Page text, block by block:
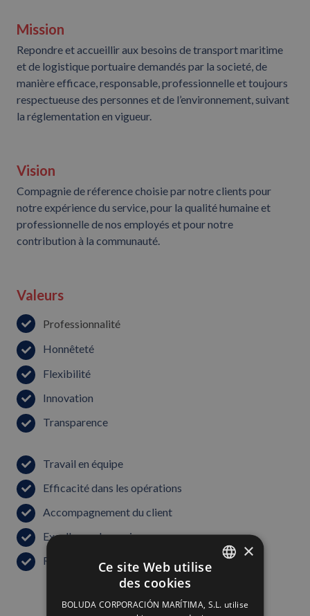
Mission
Repondre et accueillir aux besoins de transport maritime
et de logistique portuaire demandés par la societé, de
manière efficace, responsable, professionnelle et toujours
respectueuse des personnes et de l’environnement, suivant
la réglementation en vigueur.
Vision
Compagnie de réference choisie par notre clients pour
notre expérience du service, pour la qualité humaine et
professionnelle de nos employés et pour notre
contribution à la communauté.
Valeurs
Professionnalité
Honnêteté
Flexibilité
Innovation
Transparence
Travail en équipe
Efficacité dans les opérations
Accompagnement du client
Excellence du service
Respect et courtoisie
ENGLISH
×
Ce site Web utilise
des cookies
BOLUDA CORPORACIÓN MARÍTIMA, S.L. utilise